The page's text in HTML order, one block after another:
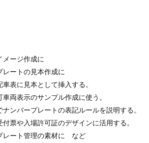
メージ作成に
レートの見本作成に
表に見本として挿入する。
両表示のサンプル作成に使う。
ンバープレートの表記ルールを説明する。
票や入場許可証のデザインに活用する。
レート管理の素材に など